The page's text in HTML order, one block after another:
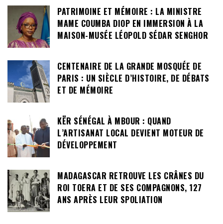
PATRIMOINE ET MÉMOIRE : LA MINISTRE
MAME COUMBA DIOP EN IMMERSION À LA
MAISON-MUSÉE LÉOPOLD SÉDAR SENGHOR
CENTENAIRE DE LA GRANDE MOSQUÉE DE
PARIS : UN SIÈCLE D’HISTOIRE, DE DÉBATS
ET DE MÉMOIRE
KËR SÉNÉGAL À MBOUR : QUAND
L’ARTISANAT LOCAL DEVIENT MOTEUR DE
DÉVELOPPEMENT
MADAGASCAR RETROUVE LES CRÂNES DU
ROI TOERA ET DE SES COMPAGNONS, 127
ANS APRÈS LEUR SPOLIATION